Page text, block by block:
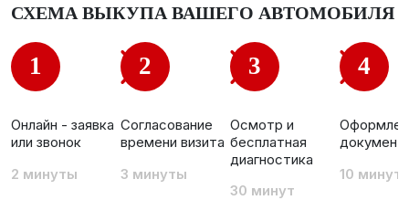
СХЕМА ВЫКУПА ВАШЕГО АВТОМОБИЛЯ
1
Онлайн - заявка
или звонок
2 минуты
2
Согласование
времени визита
3 минуты
3
Осмотр и
бесплатная
диагностика
30 минут
4
10 минут